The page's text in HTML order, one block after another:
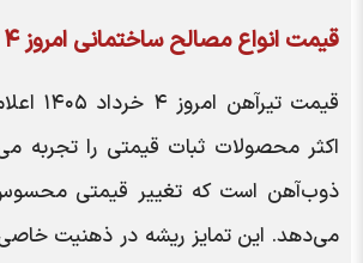
قیمت انواع مصالح ساختمانی امروز ۴ خرداد ۱۴۰۵
قیمت تیرآهن امروز ۴ خرداد ۱۴۰۵ اعلام شد.
اکثر محصولات ثبات قیمتی را تجربه
ذوب‌آهن است که تغییر قیمتی
می‌دهد. این تمایز ریشه در ذهنیت